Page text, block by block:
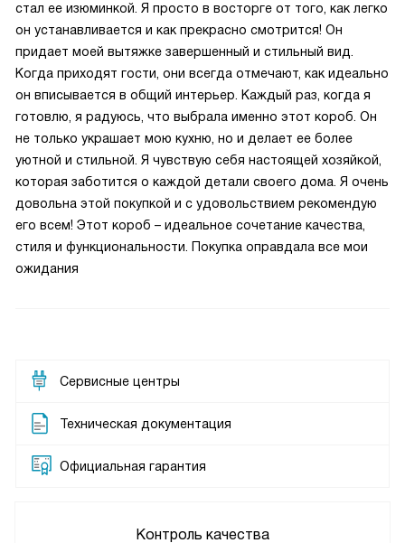
стал ее изюминкой. Я просто в восторге от того, как легко
он устанавливается и как прекрасно смотрится! Он
придает моей вытяжке завершенный и стильный вид.
Когда приходят гости, они всегда отмечают, как идеально
он вписывается в общий интерьер. Каждый раз, когда я
готовлю, я радуюсь, что выбрала именно этот короб. Он
не только украшает мою кухню, но и делает ее более
уютной и стильной. Я чувствую себя настоящей хозяйкой,
которая заботится о каждой детали своего дома. Я очень
довольна этой покупкой и с удовольствием рекомендую
его всем! Этот короб – идеальное сочетание качества,
стиля и функциональности. Покупка оправдала все мои
ожидания
Сервисные центры
Техническая документация
Официальная гарантия
Контроль качества